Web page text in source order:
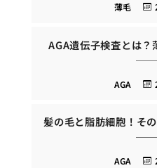
薄毛
AGA遺伝子検査とは？
AGA
髪の毛と脂肪細胞！そ
AGA